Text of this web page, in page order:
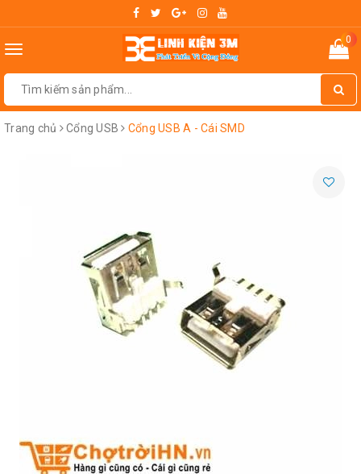
Toggle
0
Trang chủ Cổng USB Cổng USB A - Cái SMD